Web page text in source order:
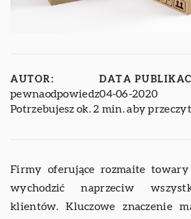
AUTOR:
pewnaodpowiedz
DATA
04-06-2020
Potrzebujesz ok. 2 min. aby
Firmy oferujące rozmaite
wychodzić naprzeciw
klientów. Kluczowe znaczenie